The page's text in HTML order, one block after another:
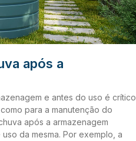
após a
e antes do uso é crítico
para a manutenção do
após a armazenagem
da mesma. Por exemplo, a